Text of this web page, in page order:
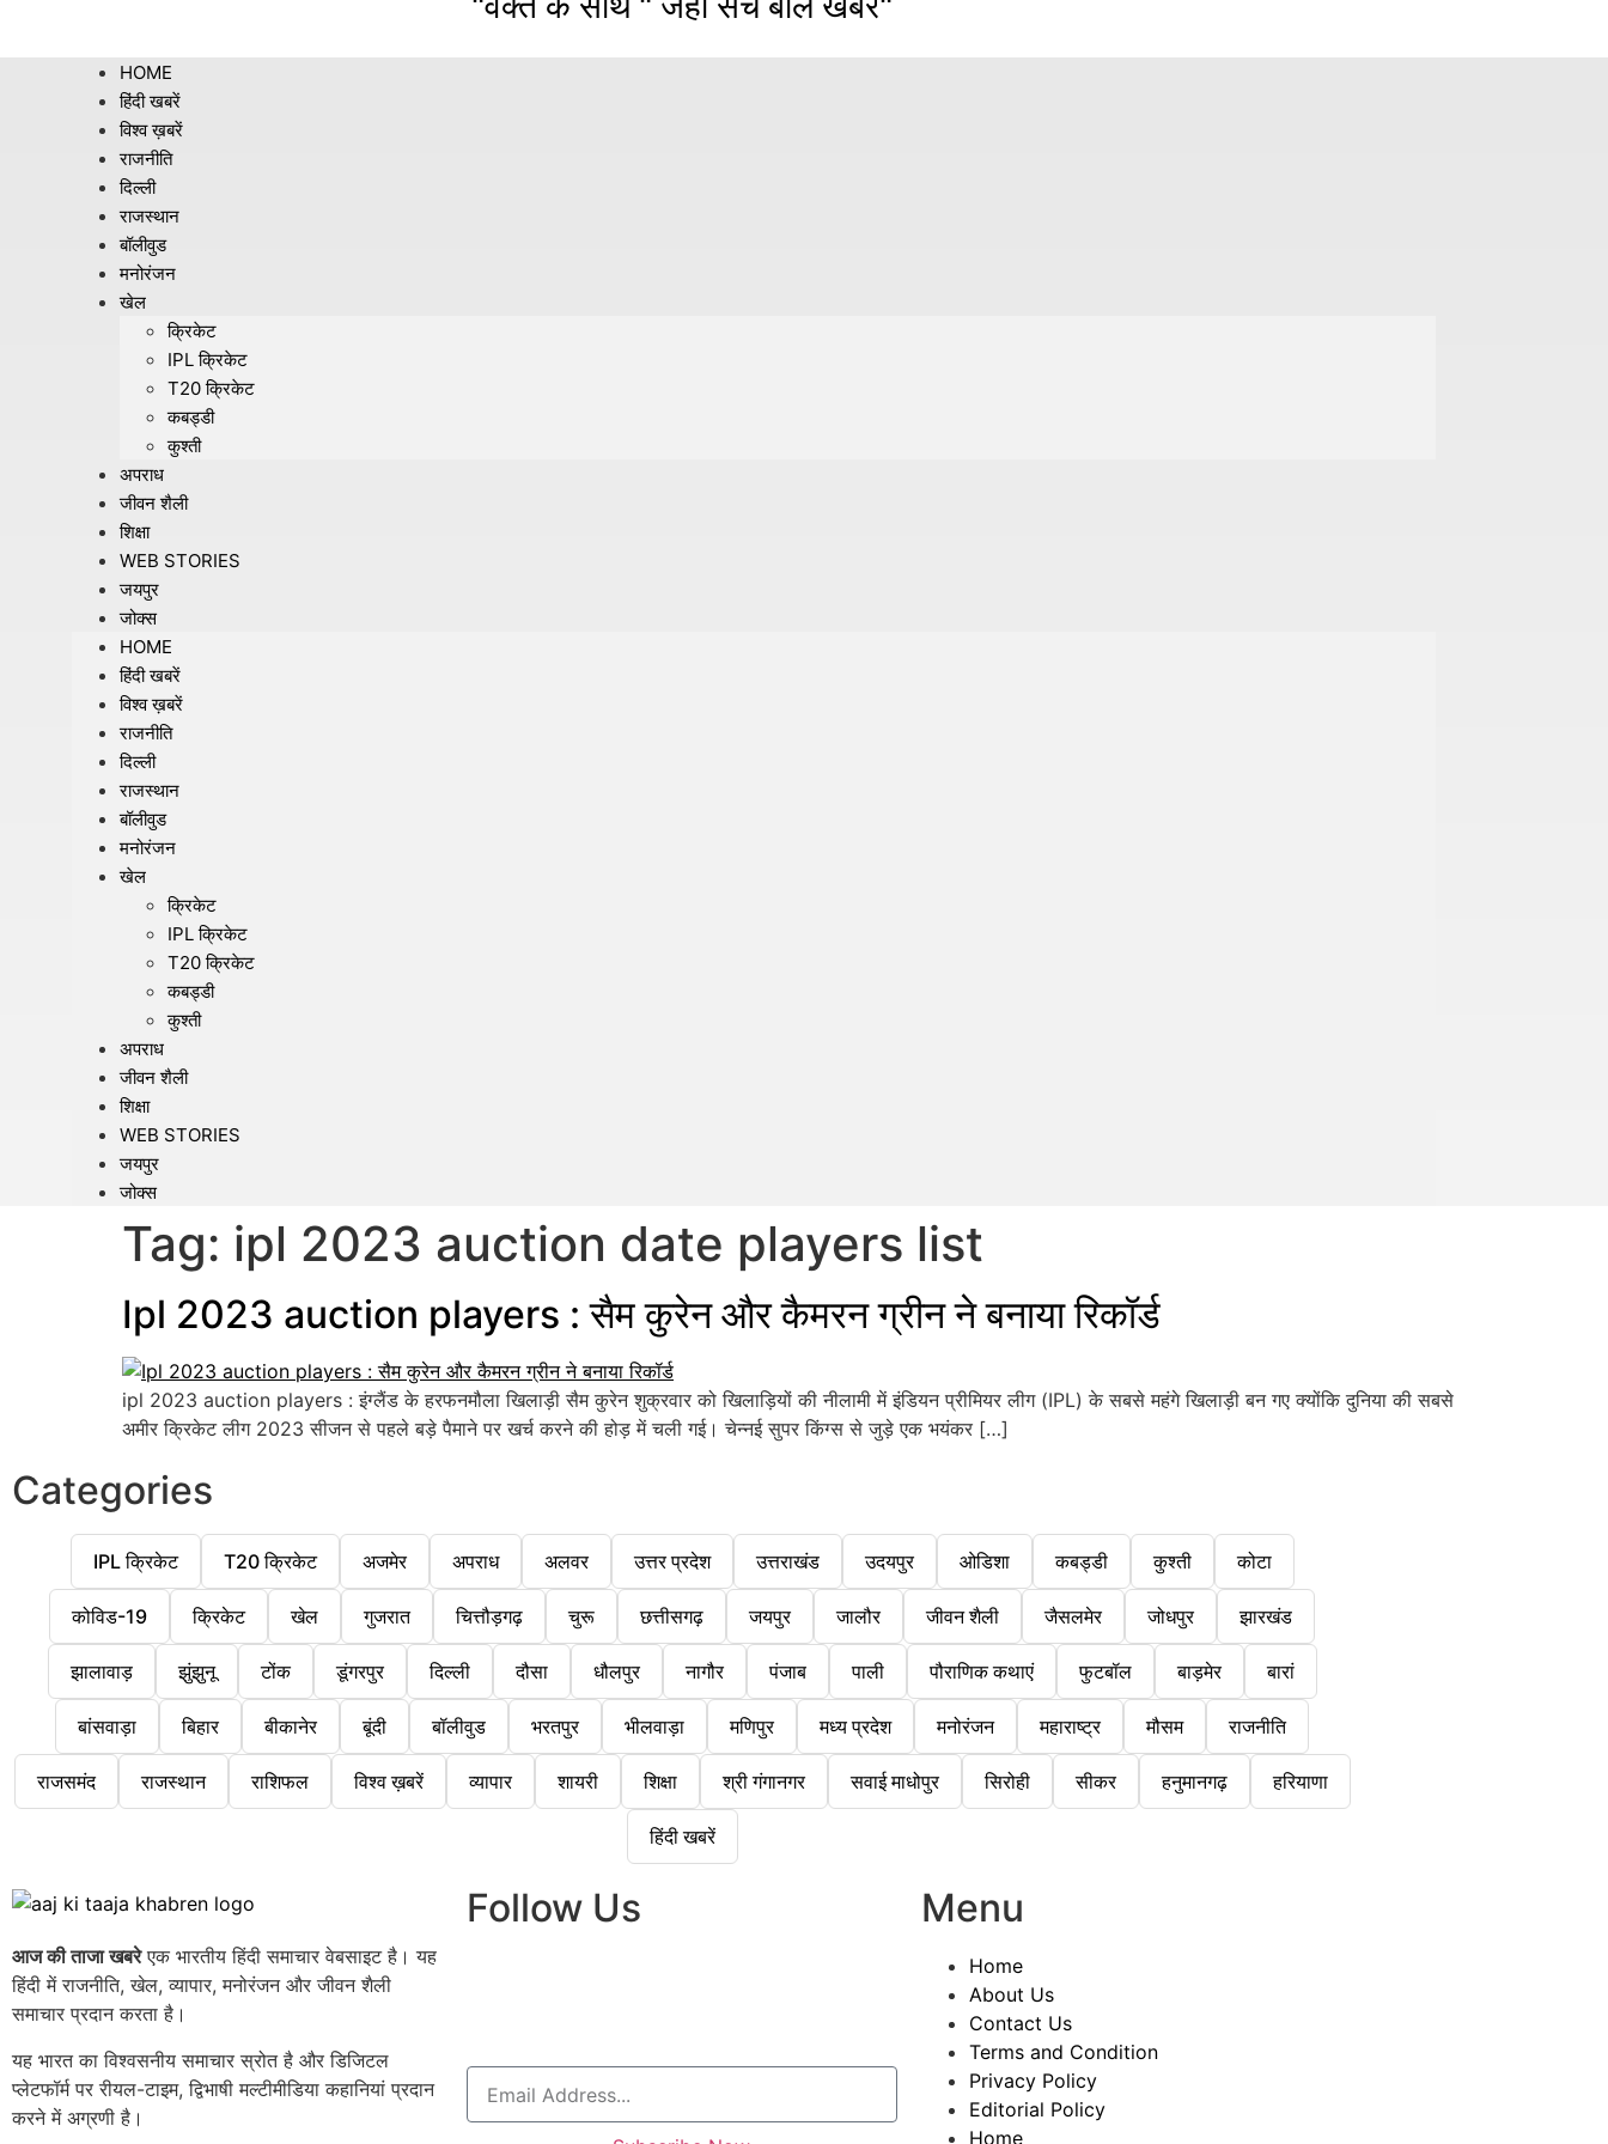
HOME
हिंदी खबरें
विश्व ख़बरें
राजनीति
दिल्ली
राजस्थान
बॉलीवुड
मनोरंजन
खेल
क्रिकेट
IPL क्रिकेट
T20 क्रिकेट
कबड्डी
कुश्ती
अपराध
जीवन शैली
शिक्षा
WEB STORIES
जयपुर
जोक्स
HOME
हिंदी खबरें
विश्व ख़बरें
राजनीति
दिल्ली
राजस्थान
बॉलीवुड
मनोरंजन
खेल
क्रिकेट
IPL क्रिकेट
T20 क्रिकेट
कबड्डी
कुश्ती
अपराध
जीवन शैली
शिक्षा
WEB STORIES
जयपुर
जोक्स
Tag: ipl 2023 auction date players list
Ipl 2023 auction players : सैम कुरेन और कैमरन ग्रीन ने बनाया रिकॉर्ड
ipl 2023 auction players : इंग्लैंड के हरफनमौला खिलाड़ी सैम कुरेन शुक्रवार को खिलाड़ियों की नीलामी में इंडियन प्रीमियर लीग (IPL) के सबसे महंगे खिलाड़ी बन गए क्योंकि दुनिया की सबसे
अमीर क्रिकेट लीग 2023 सीजन से पहले बड़े पैमाने पर खर्च करने की होड़ में चली गई। चेन्नई सुपर किंग्स से जुड़े एक भयंकर […]
Categories
IPL क्रिकेट T20 क्रिकेट अजमेर अपराध अलवर उत्तर प्रदेश उत्तराखंड उदयपुर ओडिशा कबड्डी कुश्ती कोटा
कोविड-19 क्रिकेट खेल गुजरात चित्तौड़गढ़ चुरू छत्तीसगढ़ जयपुर जालौर जीवन शैली जैसलमेर जोधपुर झारखंड
झालावाड़ झुंझुनू टोंक डूंगरपुर दिल्ली दौसा धौलपुर नागौर पंजाब पाली पौराणिक कथाएं फुटबॉल बाड़मेर बारां
बांसवाड़ा बिहार बीकानेर बूंदी बॉलीवुड भरतपुर भीलवाड़ा मणिपुर मध्य प्रदेश मनोरंजन महाराष्ट्र मौसम राजनीति
राजसमंद राजस्थान राशिफल विश्व ख़बरें व्यापार शायरी शिक्षा श्री गंगानगर सवाई माधोपुर सिरोही सीकर हनुमानगढ़ हरियाणा
हिंदी खबरें
आज की ताजा खबरेएक भारतीय हिंदी समाचार वेबसाइट है। यह
हिंदी में राजनीति, खेल, व्यापार, मनोरंजन और जीवन शैली
समाचार प्रदान करता है।
यह भारत का विश्वसनीय समाचार स्रोत है और डिजिटल
प्लेटफॉर्म पर रीयल-टाइम, द्विभाषी मल्टीमीडिया कहानियां प्रदान
करने में अग्रणी है।
Follow Us Menu
Home
About Us
Contact Us
Terms and Condition
Privacy Policy
Editorial Policy
Home